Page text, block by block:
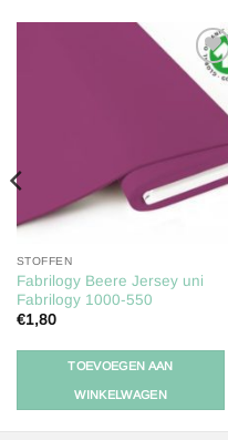
Toevoegen
aan
verlanglijst
STOFFEN
Fabrilogy Beere Jersey uni
Fabrilogy 1000-550
€1,80
TOEVOEGEN AAN
WINKELWAGEN